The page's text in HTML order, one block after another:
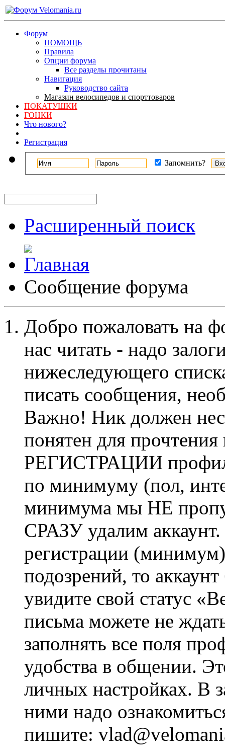
Форум
ПОМОЩЬ
Правила
Опции форума
Все разделы прочитаны
Навигация
Руководство сайта
Магазин велосипедов и спорттоваров
ПОКАТУШКИ
ГОНКИ
Что нового?
Регистрация
Запомнить?
Расширенный поиск
Сообщение форума
Добро пожаловать на
нас читать - надо
нижеследующего
писать сообщения,
Важно! Ник должен
понятен для
РЕГИСТРАЦИИ профиль
по минимуму (пол,
минимума мы НЕ
СРАЗУ удалим
регистрации
подозрений, то
увидите свой статус
письма можете не
заполнять все поля
удобства в общении.
личных настройках. В
ними надо
пишите: